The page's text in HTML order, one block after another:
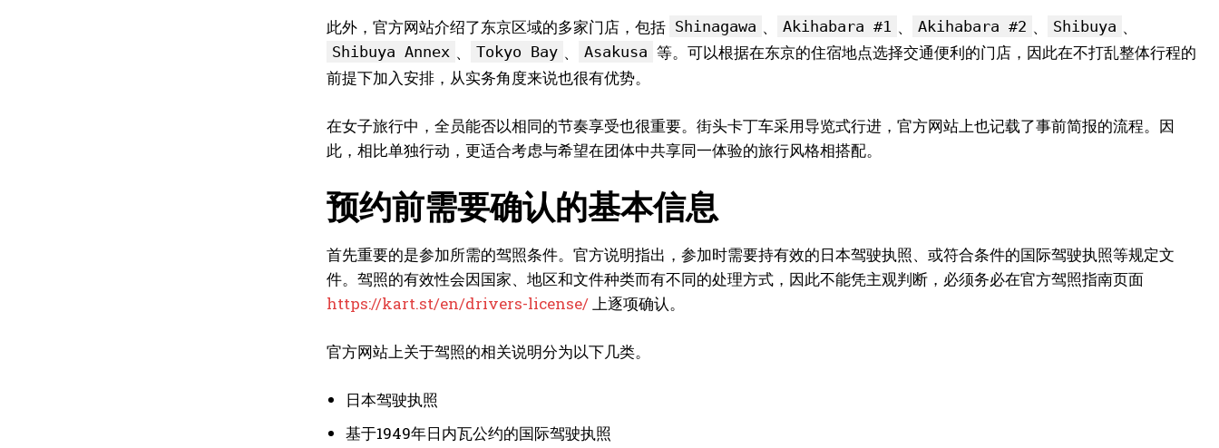
此外，官方网站介绍了东京区域的多家门店，包括 Shinagawa 、 Akihabara #1 、 Akihabara #2 、 Shibuya 、
Shibuya Annex 、 Tokyo Bay 、 Asakusa 等。可以根据在东京的住宿地点选择交通便利的门店，因此在不打乱整体行程的
前提下加入安排，从实务角度来说也很有优势。
在女子旅行中，全员能否以相同的节奏享受也很重要。街头卡丁车采用导览式行进，官方网站上也记载了事前简报的流程。因
此，相比单独行动，更适合考虑与希望在团体中共享同一体验的旅行风格相搭配。
预约前需要确认的基本信息
首先重要的是参加所需的驾照条件。官方说明指出，参加时需要持有效的日本驾驶执照、或符合条件的国际驾驶执照等规定文
件。驾照的有效性会因国家、地区和文件种类而有不同的处理方式，因此不能凭主观判断，必须务必在官方驾照指南页面
https://kart.st/en/drivers-license/上逐项确认。
官方网站上关于驾照的相关说明分为以下几类。
日本驾驶执照
基于1949年日内瓦公约的国际驾驶执照